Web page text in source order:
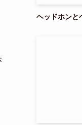
ヘッドホンと